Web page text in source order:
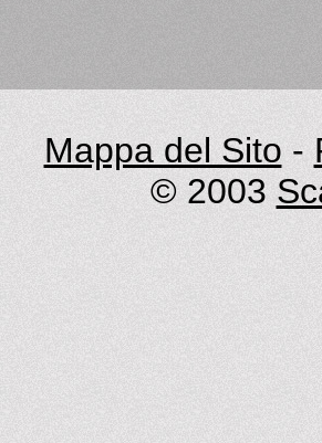
Mappa del Sito -
© 2003